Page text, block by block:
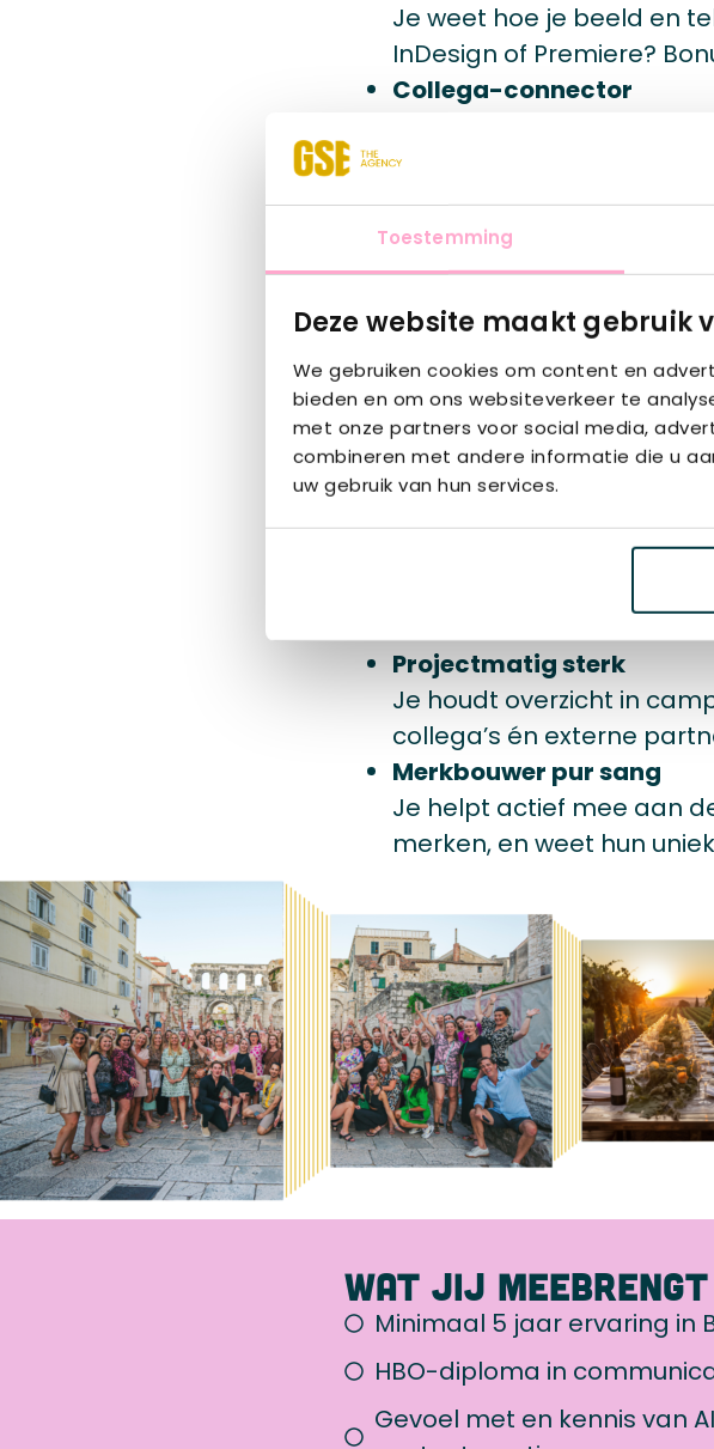
Toestemming
Deze website maakt gebruik
We gebruiken cookies om content en
bieden en om ons websiteverkeer te
met onze partners voor social media,
combineren met andere informatie die u
uw gebruik van hun services.
Je weet hoe je beeld en
InDesign of Premiere?
Collega-connector
testimonials, interviews).
Multitasker in de
Van creatieve offertes tot
en denkt mee.
Proactieve spin in het web
Je ziet werk liggen, denkt
iemand het hoeft te
samenwerken.
Energiek en positief
Je brengt enthousiasme
met jouw
Interne sfeerbouwer
Je zorgt ook intern voor
Projectmatig sterk
Je houdt overzicht in
collega’s én externe
Merkbouwer pur sang
Je helpt actief mee aan
merken, en weet hun
Wat jij meebrengt
Minimaal 5 jaar ervaring in
HBO-diploma in
Gevoel met en kennis van